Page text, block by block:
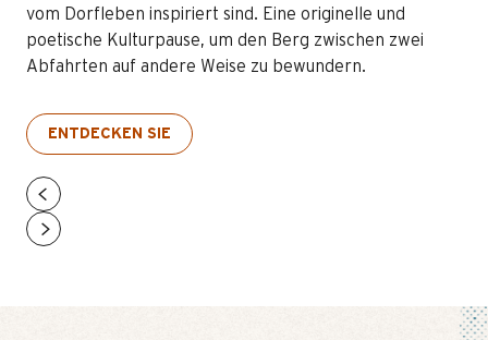
vom Dorfleben inspiriert sind. Eine originelle und
poetische Kulturpause, um den Berg zwischen zwei
Abfahrten auf andere Weise zu bewundern.
ENTDECKEN SIE